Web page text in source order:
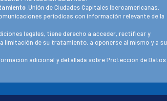
:Unión de Ciudades Capitales Iberoamericanas.
periodicas con información relevante de la
legales, tiene derecho a acceder, rectificar y
limitación de su tratamiento, a oponerse al mismo y a su
adicional y detallada sobre Protección de Datos